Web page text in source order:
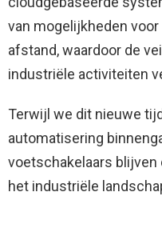
van mogelijkheden
afstand, waardoor de
industriële activiteiten
Terwijl we dit nieuwe
automatisering
voetschakelaars blijven
het industriële